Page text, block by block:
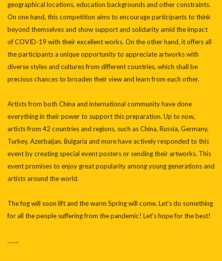
geographical locations, education backgrounds and other constraints.
On one hand, this competition aims to encourage participants to think
beyond themselves and show support and solidarity amid the impact
of COVID-19 with their excellent works. On the other hand, it offers all
the participants a unique opportunity to appreciate artworks with
diverse styles and cultures from different countries, which shall be
precious chances to broaden their view and learn from each other.
Artists from both China and international community have done
everything in their power to support this preparation. Up to now,
artists from 42 countries and regions, such as China, Russia, Germany,
Turkey, Azerbaijan, Bulgaria and more have actively responded to this
event by creating special event posters or sending their artworks. This
event promises to enjoy great popularity among young generations and
artists around the world.
The fog will soon lift and the warm Spring will come. Let’s do something
for all the people suffering from the pandemic! Let’s hope for the best!
…….